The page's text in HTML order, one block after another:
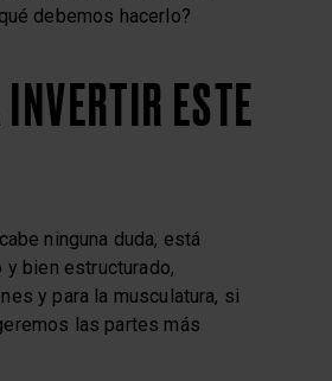
debemos hacerlo?
ESTE
ninguna duda, está
bien estructurado,
y para la musculatura, si
las partes más